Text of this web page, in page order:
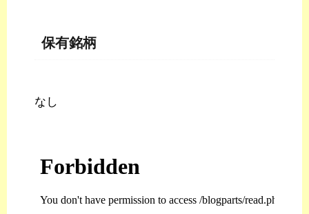
保有銘柄
なし